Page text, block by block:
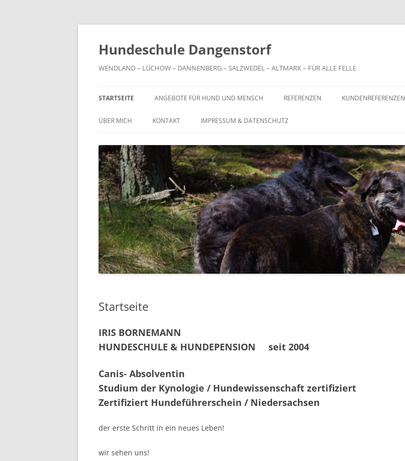
Zum
Hundeschule Dangenstorf
WENDLAND – LÜCHOW – DANNENBERG – SALZWEDEL – ALTMARK – FÜR ALLE FELLE
STARTSEITE ANGEBOTE FÜR HUND UND MENSCH REFERENZEN KUNDENREFERENZEN
ÜBER MICH KONTAKT IMPRESSUM & DATENSCHUTZ
Startseite
IRIS BORNEMANN
HUNDESCHULE & HUNDEPENSION seit 2004
Canis- Absolventin
Studium der Kynologie / Hundewissenschaft zertifiziert
Zertifiziert Hundeführerschein / Niedersachsen
der erste Schritt in ein neues Leben!
wir sehen uns!